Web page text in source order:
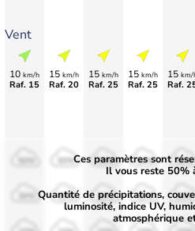
Vent
10 km/h
Raf. 15
15 km/h
Raf. 20
15 km/h
Raf. 25
15 km/h
Raf. 25
15 km/
Raf.
50%
30%
50%
30%
50%
30%
50%
30%
Ces paramètres sont
Il vous reste 50%
Quantité de précipitations,
luminosité, indice UV,
atmosphérique